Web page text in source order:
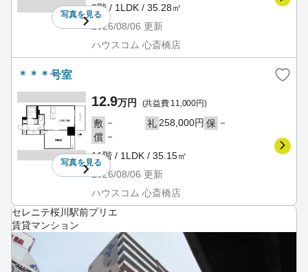
写真を見る
8階 / 1LDK / 35.28㎡
2026/08/06 更新
ハウスコム 心斎橋店
＊＊＊号室
写真を見る
12.9万円 (共益費 11,000円)
敷 － 礼258,000円 保 －
償 －
11階 / 1LDK / 35.15㎡
2026/08/06 更新
ハウスコム 心斎橋店
セレニテ桜川駅前プリエ
賃貸マンション